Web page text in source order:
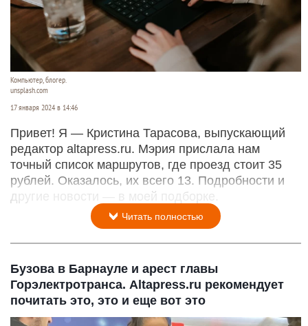
Компьютер, блогер.
unsplash.com
17 января 2024 в 14:46
Привет! Я — Кристина Тарасова, выпускающий
редактор altapress.ru. Мэрия прислала нам
точный список маршрутов, где проезд стоит 35
рублей. Оказалось, их всего 13. Подробности и
другие новости — в моей подборке.
Читать полностью
Бузова в Барнауле и арест главы
Горэлектротранса. Altapress.ru рекомендует
почитать это, это и еще вот это